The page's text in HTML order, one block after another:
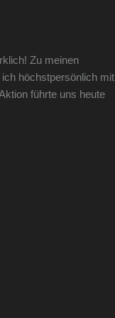
Zu meinen
höchstpersönlich mit
führte uns heute